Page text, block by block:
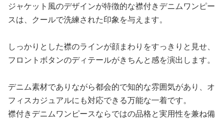
ジャケット風のデザインが特徴的な襟付きデニムワンピー
スは、クールで洗練された印象を与えます。
しっかりとした襟のラインが顔まわりをすっきりと見せ、
フロントボタンのディテールがきちんと感を演出します。
デニム素材でありながら都会的で知的な雰囲気があり、オ
フィスカジュアルにも対応できる万能な一着です。
襟付きデニムワンピースならではの品格と実用性を兼ね備